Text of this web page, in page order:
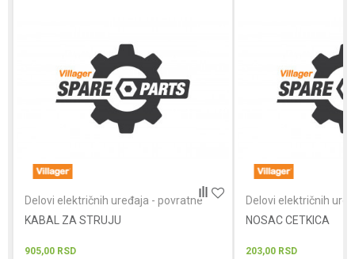
Delovi električnih uređaja - povratne
KABAL ZA STRUJU
905,00 RSD
Delovi električnih
NOSAC CETKICA
203,00 RSD